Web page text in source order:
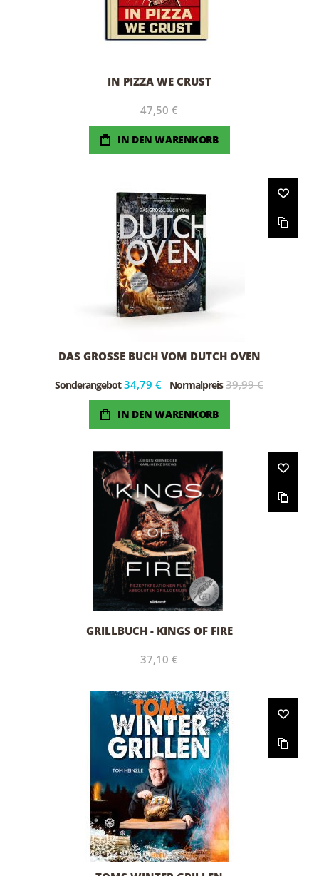
IN PIZZA WE CRUST
47,50 €
IN DEN WARENKORB
DAS GROSSE BUCH VOM DUTCH OVEN
Sonderangebot 34,79 € Normalpreis 39,99 €
IN DEN WARENKORB
GRILLBUCH - KINGS OF FIRE
37,10 €